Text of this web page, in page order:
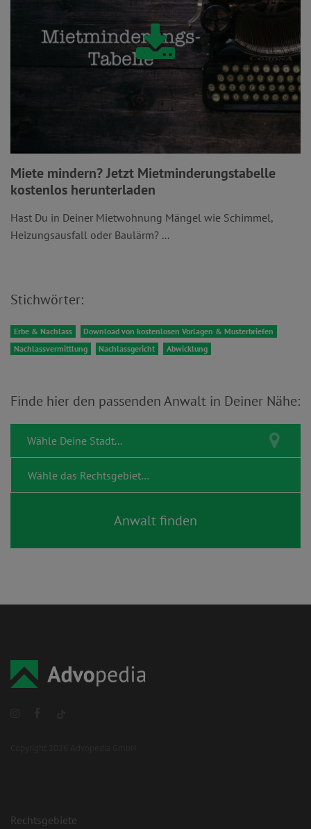
Miete mindern? Jetzt Mietminderungstabelle
kostenlos herunterladen
Hast Du in Deiner Mietwohnung Mängel wie Schimmel,
Heizungsausfall oder Baulärm? ...
Stichwörter:
Erbe & Nachlass
Download von kostenlosen Vorlagen & Musterbriefen
Nachlassvermittlung
Nachlassgericht Abwicklung
Finde hier den passenden Anwalt in Deiner Nähe:
Rechtsgebiete